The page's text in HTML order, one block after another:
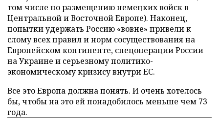
том числе по размещению немецких войск в
Центральной и Восточной Европе). Наконец,
попытки удержать Россию «вовне» привели к
слому всех правил и норм сосуществования на
Европейском континенте, спецоперации России
на Украине и серьезному политико-
экономическому кризису внутри ЕС.
Все это Европа должна понять. И очень хотелось
бы, чтобы на это ей понадобилось меньше чем 73
года.